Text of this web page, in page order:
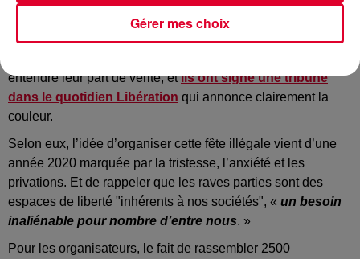
entendre leur part de vérité, etils ont signé une tribune
dans le quotidien Libération qui annonce clairement la
couleur.
Selon eux, l’idée d’organiser cette fête illégale vient d’une
année 2020 marquée par la tristesse, l’anxiété et les
privations. Et de rappeler que les raves parties sont des
espaces de liberté "inhérents à nos sociétés", « un besoin
inaliénable pour nombre d’entre nous. »
Pour les organisateurs, le fait de rassembler 2500
Gérer mes choix